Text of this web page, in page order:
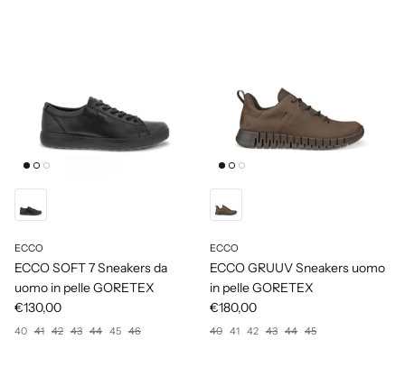
ECCO
ECCO SOFT 7 Sneakers da
uomo in pelle GORETEX
€130,00
40 41 42 43 44 45 46
ECCO
ECCO GRUUV Sneakers uomo
in pelle GORETEX
€180,00
40 41 42 43 44 45